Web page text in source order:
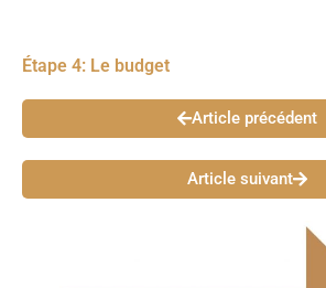
Étape 4: Le budget
Article précédent
Article suivant